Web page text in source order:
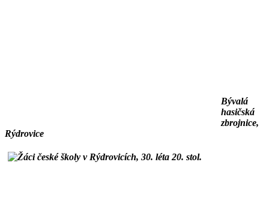
Bývalá
hasičská
zbrojnice,
Rýdrovice